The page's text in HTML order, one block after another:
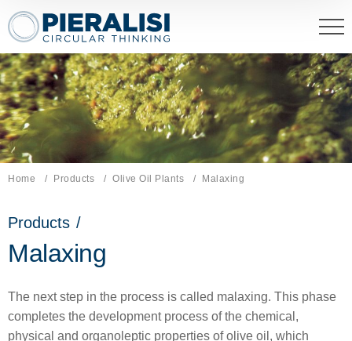
Pieralisi Maip Spa
Home Products Olive Oil Plants Current page:
Malaxing
Products /
Malaxing
The next step in the process is called malaxing. This phase
completes the development process of the chemical,
physical and organoleptic properties of olive oil, which